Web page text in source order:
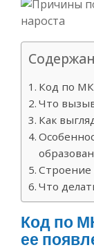
Код по
Что
Как
Строение
Что
Код по
ее